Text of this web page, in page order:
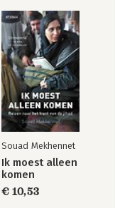
Souad Mekhennet
Ik moest alleen
komen
€ 10,53